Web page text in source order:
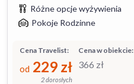
Różne opcje wyżywienia
Pokoje Rodzinne
Cena w obiekcie:
366 zł
Cena Travelist:
od 229 zł
2 dorosłych